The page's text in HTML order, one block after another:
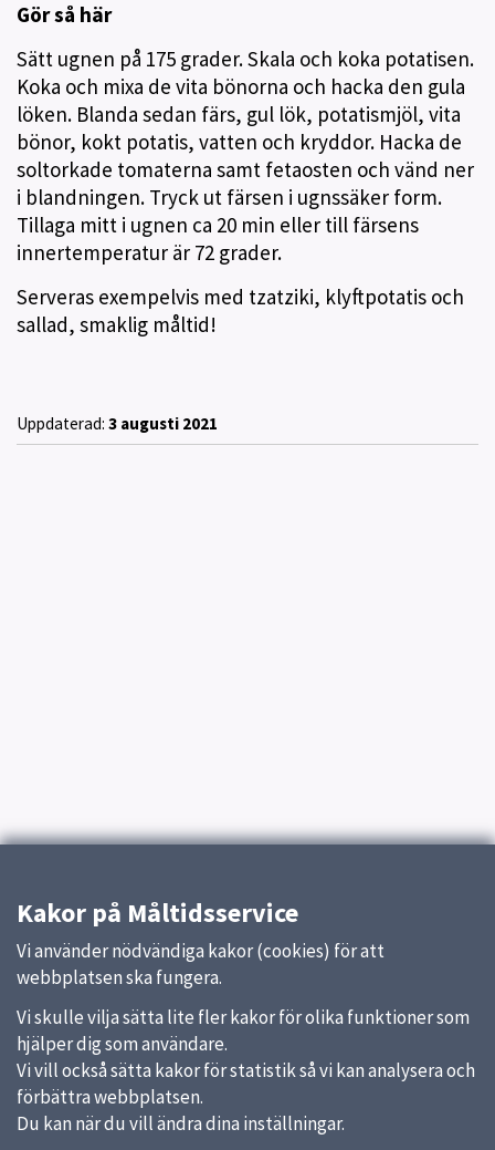
Gör så här
Sätt ugnen på 175 grader. Skala och koka potatisen.
Koka och mixa de vita bönorna och hacka den gula
löken. Blanda sedan färs, gul lök, potatismjöl, vita
bönor, kokt potatis, vatten och kryddor. Hacka de
soltorkade tomaterna samt fetaosten och vänd ner
i blandningen. Tryck ut färsen i ugnssäker form.
Tillaga mitt i ugnen ca 20 min eller till färsens
innertemperatur är 72 grader.
Serveras exempelvis med tzatziki, klyftpotatis och
sallad, smaklig måltid!
Uppdaterad: 3 augusti 2021
Kakor på Måltidsservice
Vi använder nödvändiga kakor (cookies) för att
webbplatsen ska fungera.
Vi skulle vilja sätta lite fler kakor för olika funktioner som
hjälper dig som användare.
Vi vill också sätta kakor för statistik så vi kan analysera och
förbättra webbplatsen.
Du kan när du vill ändra dina inställningar.